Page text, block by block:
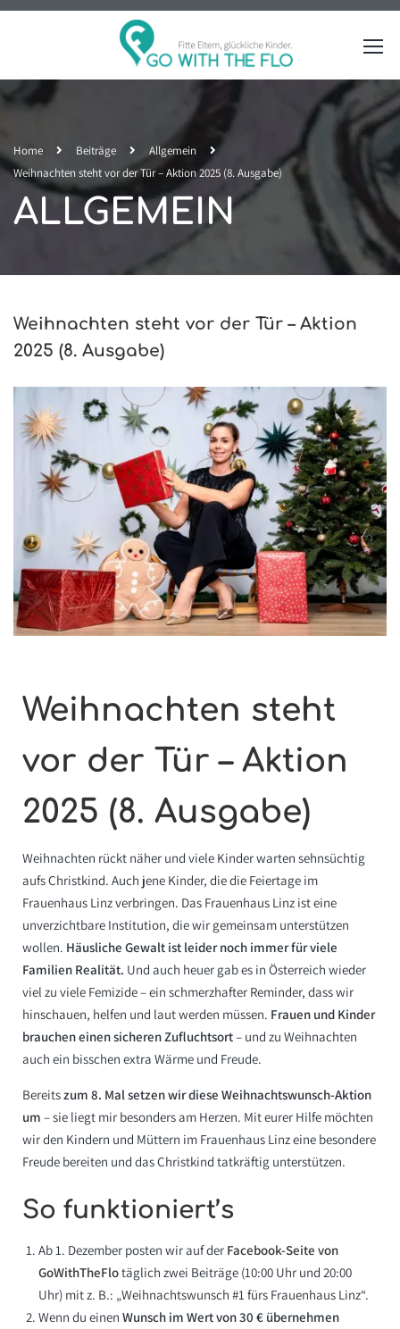
Home Beiträge
Allgemein
Weihnachten steht vor der Tür – Aktion 2025 (8. Ausgabe)
ALLGEMEIN
Weihnachten steht vor der Tür – Aktion
2025 (8. Ausgabe)
Weihnachten steht
vor der Tür – Aktion
2025 (8. Ausgabe)
Weihnachten rückt näher und viele Kinder warten sehnsüchtig
aufs Christkind. Auch jene Kinder, die die Feiertage im
Frauenhaus Linzverbringen. Das Frauenhaus Linz ist eine
unverzichtbare Institution, die wir gemeinsam unterstützen
wollen. Häusliche Gewalt ist leider noch immer für viele
Familien Realität. Und auch heuer gab es in Österreich wieder
viel zu viele Femizide – ein schmerzhafter Reminder, dass wir
hinschauen, helfen und laut werden müssen. Frauen und Kinder
brauchen einen sicheren Zufluchtsort– und zu Weihnachten
auch ein bisschen extra Wärme und Freude.
Bereits zum 8. Mal setzen wir diese Weihnachtswunsch-Aktion
um – sie liegt mir besonders am Herzen. Mit eurer Hilfe möchten
wir den Kindern und Müttern im Frauenhaus Linz eine besondere
Freude bereiten und das Christkind tatkräftig unterstützen.
So funktioniert’s
Ab 1. Dezember posten wir auf der Facebook-Seite von
GoWithTheFlotäglich zwei Beiträge (10:00 Uhr und 20:00
Uhr) mit z. B.: „Weihnachtswunsch #1 fürs Frauenhaus Linz“.
Wenn du einen Wunsch im Wert von 30 € übernehmen